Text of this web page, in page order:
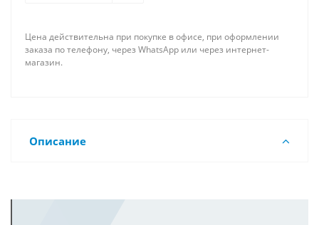
Цена действительна при покупке в офисе, при оформлении
заказа по телефону, через WhatsApp или через интернет-
магазин.
Описание